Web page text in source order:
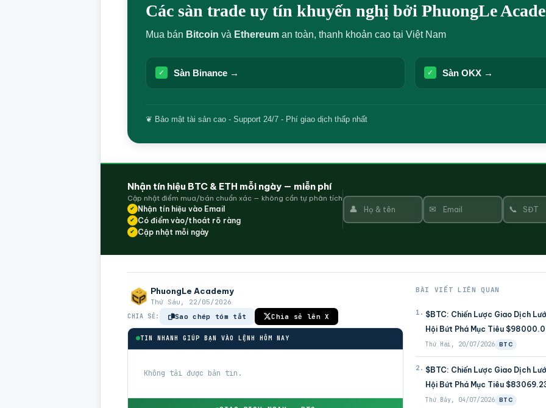
Các sàn trade uy tín khuyến nghị bởi PhuongLe
Mua bán Bitcoin và Ethereum an toàn, thanh khoản cao tại Việt Nam
✓ Sàn Binance → ✓ Sàn OKX →
❦ Bảo mật tài sản cao - Support 24/7 - Phí giao dịch thấp nhất
Nhận tín hiệu BTC & ETH mỗi ngày — miễn phí
Cập nhật điểm mua/bán chuẩn xác — không cần tự phân tích
✔ Nhận tín hiệu vào Email
✔ Có điểm vào/thoát rõ ràng
✔ Cập nhật mỗi ngày
👤 ✉ 📞
PhuongLe Academy
Thứ Sáu, 22/05/2026
CHIA SẺ: Sao chép tóm tắt Chia sẻ lên X
TIN NHANH GIÚP BẠN VÀO LỆNH HÔM NAY
Không tải được bản tin.
BÀI VIẾT LIÊN QUAN
1. $BTC: Chiến Lược Giao Dịch
Hội Bứt Phá Mục Tiêu
Thứ Hai, 20/07/2026 BTC
2. $BTC: Chiến Lược Giao Dịch
Hội Bứt Phá Mục Tiêu
Thứ Bảy, 04/07/2026 BTC